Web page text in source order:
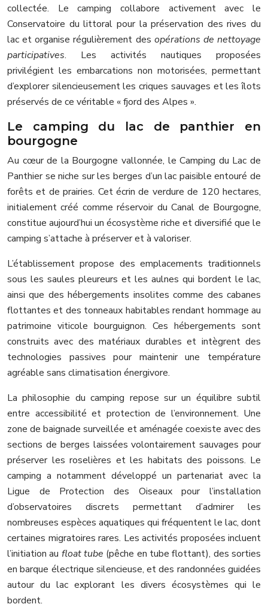
collectée. Le camping collabore activement avec le
Conservatoire du littoral pour la préservation des rives du
lac et organise régulièrement des opérations de nettoyage
participatives. Les activités nautiques proposées
privilégient les embarcations non motorisées, permettant
d’explorer silencieusement les criques sauvages et les îlots
préservés de ce véritable « fjord des Alpes ».
Le camping du lac de panthier en
bourgogne
Au cœur de la Bourgogne vallonnée, le Camping du Lac de
Panthier se niche sur les berges d’un lac paisible entouré de
forêts et de prairies. Cet écrin de verdure de 120 hectares,
initialement créé comme réservoir du Canal de Bourgogne,
constitue aujourd’hui un écosystème riche et diversifié que le
camping s’attache à préserver et à valoriser.
L’établissement propose des emplacements traditionnels
sous les saules pleureurs et les aulnes qui bordent le lac,
ainsi que des hébergements insolites comme des cabanes
flottantes et des tonneaux habitables rendant hommage au
patrimoine viticole bourguignon. Ces hébergements sont
construits avec des matériaux durables et intègrent des
technologies passives pour maintenir une température
agréable sans climatisation énergivore.
La philosophie du camping repose sur un équilibre subtil
entre accessibilité et protection de l’environnement. Une
zone de baignade surveillée et aménagée coexiste avec des
sections de berges laissées volontairement sauvages pour
préserver les roselières et les habitats des poissons. Le
camping a notamment développé un partenariat avec la
Ligue de Protection des Oiseaux pour l’installation
d’observatoires discrets permettant d’admirer les
nombreuses espèces aquatiques qui fréquentent le lac, dont
certaines migratoires rares. Les activités proposées incluent
l’initiation au float tube (pêche en tube flottant), des sorties
en barque électrique silencieuse, et des randonnées guidées
autour du lac explorant les divers écosystèmes qui le
bordent.